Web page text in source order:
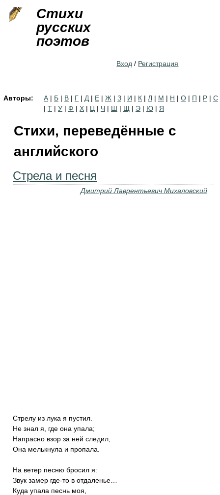
Стихи
русских
поэтов
Вход / Регистрация
Авторы: А | Б | В | Г | Д | Е | Ж | З | И | К | Л | М | Н | О | П | Р | С
| Т | У | Ф | Х | Ц | Ч | Ш | Щ | Э | Ю | Я
Стихи, переведённые с
английского
Стрела и песня
Дмитрий Лаврентьевич Михаловский
Стрелу из лука я пустил.
Не знал я, где она упала;
Напрасно взор за ней следил,
Она мелькнула и пропала.
На ветер песню бросил я:
Звук замер где-то в отдаленье…
Куда упала песнь моя,